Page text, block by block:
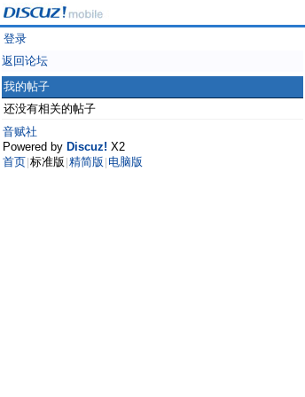
登录
返回论坛
我的帖子
还没有相关的帖子
音赋社
Powered by Discuz! X2
首页 标准版 精简版 电脑版